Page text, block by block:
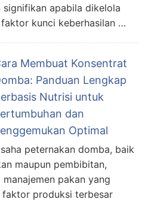
signifikan apabila dikelola
kunci keberhasilan …
Membuat Konsentrat
Panduan Lengkap
Nutrisi untuk
dan
Optimal
peternakan domba, baik
maupun pembibitan,
pakan yang
faktor produksi terbesar